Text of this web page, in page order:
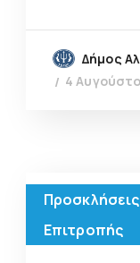
Δήμος
4
Επιτροπής